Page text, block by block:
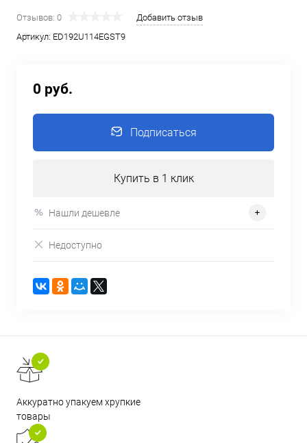
Отзывов: 0
Добавить отзыв
Артикул: ED192U114EGST9
0 руб.
Подписаться
Купить в 1 клик
Нашли дешевле
Недоступно
Аккуратно упакуем хрупкие
товары